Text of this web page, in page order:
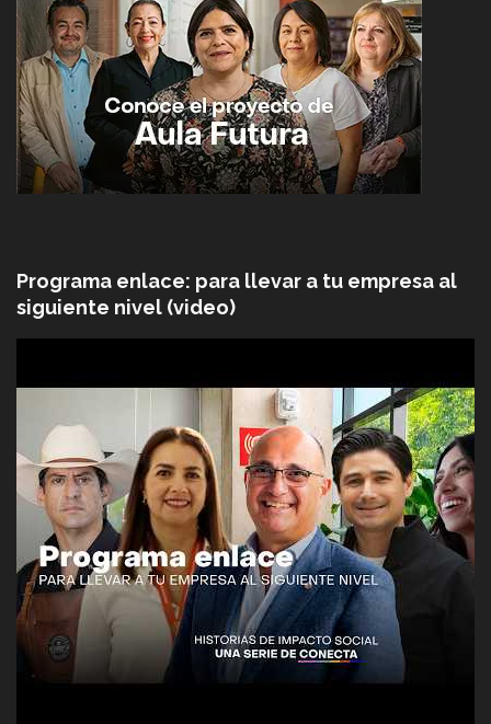
Programa enlace: para llevar a tu empresa al
siguiente nivel (video)